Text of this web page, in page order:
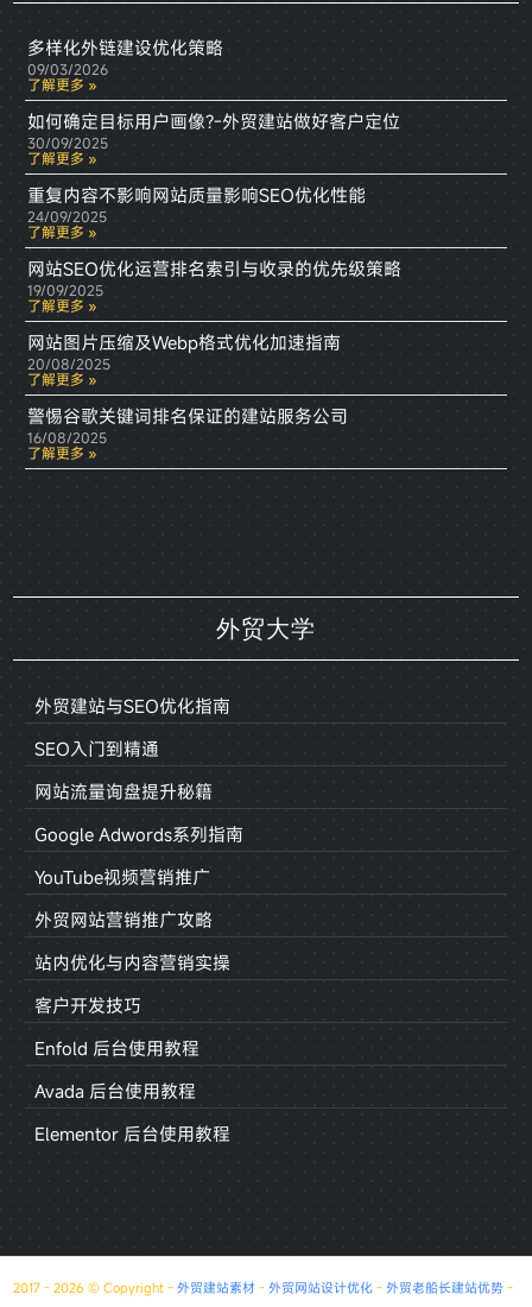
多样化外链建设优化策略
09/03/2026
了解更多 »
如何确定目标用户画像?-外贸建站做好客户定位
30/09/2025
了解更多 »
重复内容不影响网站质量影响SEO优化性能
24/09/2025
了解更多 »
网站SEO优化运营排名索引与收录的优先级策略
19/09/2025
了解更多 »
网站图片压缩及Webp格式优化加速指南
20/08/2025
了解更多 »
警惕谷歌关键词排名保证的建站服务公司
16/08/2025
了解更多 »
外贸大学
外贸建站与SEO优化指南
SEO入门到精通
网站流量询盘提升秘籍
Google Adwords系列指南
YouTube视频营销推广
外贸网站营销推广攻略
站内优化与内容营销实操
客户开发技巧
Enfold 后台使用教程
Avada 后台使用教程
Elementor 后台使用教程
2017 - 2026 © Copyright -外贸建站素材 -外贸网站设计优化 -外贸老船长建站优势 -